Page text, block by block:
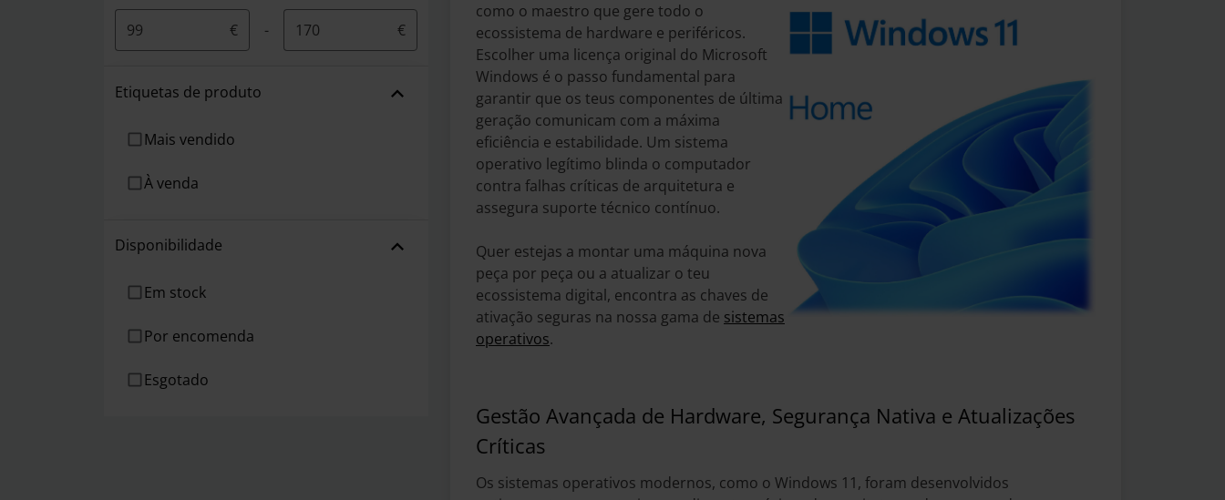
€ - €
Etiquetas de produto
Mais vendido
À venda
Disponibilidade
Em stock
Por encomenda
Esgotado
como o maestro que gere todo o
ecossistema de hardware e periféricos.
Escolher uma licença original do Microsoft
Windows é o passo fundamental para
garantir que os teus componentes de última
geração comunicam com a máxima
eficiência e estabilidade. Um sistema
operativo legítimo blinda o computador
contra falhas críticas de arquitetura e
assegura suporte técnico contínuo.
Quer estejas a montar uma máquina nova
peça por peça ou a atualizar o teu
ecossistema digital, encontra as chaves de
ativação seguras na nossa gama de sistemas
operativos.
Gestão Avançada de Hardware, Segurança Nativa e Atualizações
Críticas
Os sistemas operativos modernos, como o Windows 11, foram desenvolvidos